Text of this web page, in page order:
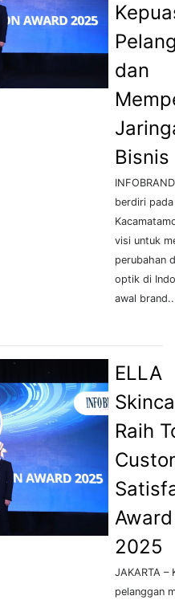
dan
Bisnis
berdiri
visi untuk
perubahan
optik di
awal
ELLA
Raih
Award
2025
JAKARTA –
pelanggan